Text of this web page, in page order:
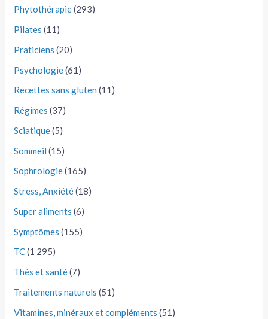
Phytothérapie(293)
Pilates (11)
Praticiens (20)
Psychologie(61)
Recettes sans gluten (11)
Régimes (37)
Sciatique(5)
Sommeil (15)
Sophrologie(165)
Stress, Anxiété(18)
Super aliments (6)
Symptômes (155)
TC(1 295)
Thés et santé(7)
Traitements naturels (51)
Vitamines, minéraux et compléments (51)